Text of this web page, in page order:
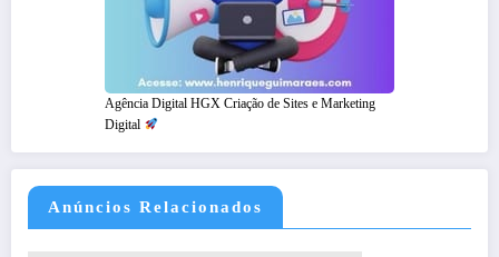
Agência Digital HGX Criação de Sites e Marketing
Digital
Anúncios Relacionados